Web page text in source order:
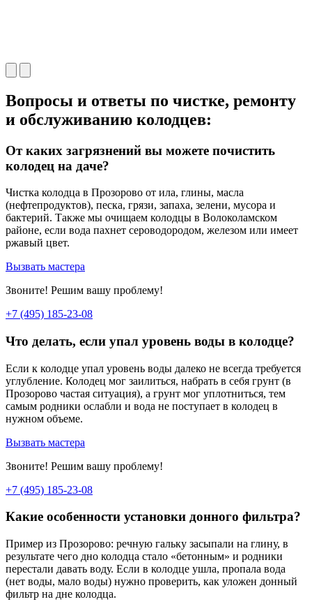
Вопросы и ответы по чистке, ремонту
и обслуживанию колодцев:
От каких загрязнений вы можете почистить
колодец на даче?
Чистка колодца в Прозорово от ила, глины, масла
(нефтепродуктов), песка, грязи, запаха, зелени, мусора и
бактерий. Также мы очищаем колодцы в Волоколамском
районе, если вода пахнет сероводородом, железом или имеет
ржавый цвет.
Вызвать мастера
Звоните! Решим вашу проблему!
+7 (495) 185-23-08
Что делать, если упал уровень воды в колодце?
Если к колодце упал уровень воды далеко не всегда требуется
углубление. Колодец мог заилиться, набрать в себя грунт (в
Прозорово частая ситуация), а грунт мог уплотниться, тем
самым родники ослабли и вода не поступает в колодец в
нужном объеме.
Вызвать мастера
Звоните! Решим вашу проблему!
+7 (495) 185-23-08
Какие особенности установки донного фильтра?
Пример из Прозорово: речную гальку засыпали на глину, в
результате чего дно колодца стало «бетонным» и родники
перестали давать воду. Если в колодце ушла, пропала вода
(нет воды, мало воды) нужно проверить, как уложен донный
фильтр на дне колодца.